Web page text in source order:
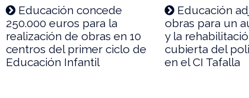
Educación concede
250.000 euros para la
realización de obras en 10
centros del primer ciclo de
Educación Infantil
Educación
obras para un
y la
cubierta del
en el CI Tafalla